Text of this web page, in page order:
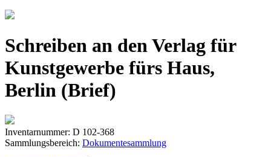
Jump to navigation
Schreiben an den Verlag für
Kunstgewerbe fürs Haus,
Berlin (Brief)
Inventarnummer: D 102-368
Sammlungsbereich: Dokumentesammlung